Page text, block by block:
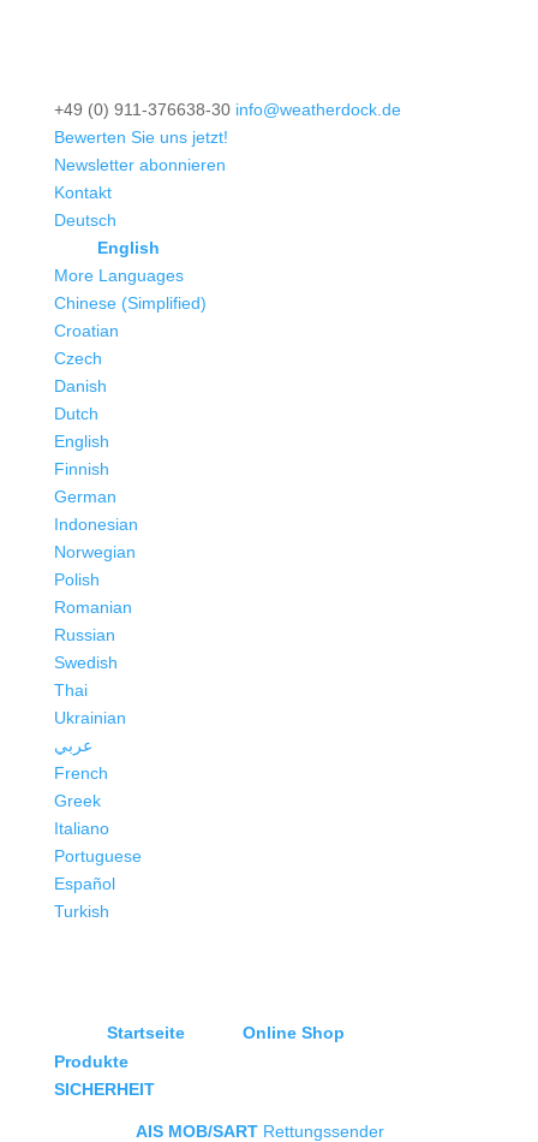
+49 (0) 911-376638-30 info@weatherdock.de
Bewerten Sie uns jetzt!
Newsletter abonnieren
Kontakt
Deutsch
English
More Languages
Chinese (Simplified)
Croatian
Czech
Danish
Dutch
English
Finnish
German
Indonesian
Norwegian
Polish
Romanian
Russian
Swedish
Thai
Ukrainian
عربي
French
Greek
Italiano
Portuguese
Español
Turkish
Startseite
Online Shop
Produkte
SICHERHEIT
AIS MOB/SARTRettungssender